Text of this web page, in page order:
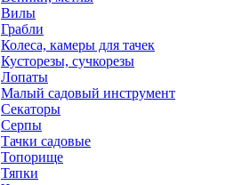
Вилы
Грабли
Колеса, камеры для тачек
Кусторезы, сучкорезы
Лопаты
Малый садовый инструмент
Секаторы
Серпы
Тачки садовые
Топорище
Тяпки